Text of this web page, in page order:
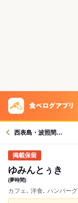
西表島・波照間島周辺グルメへ
ゆみんとぅき
(夢時間)
カフェ､ 洋食､ ハンバーグ